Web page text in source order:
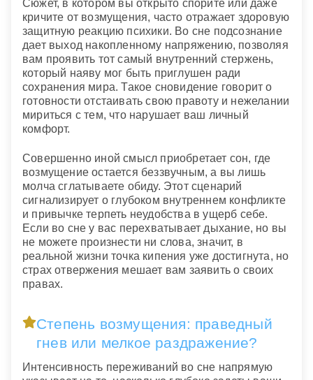
Сюжет, в котором вы открыто спорите или даже
кричите от возмущения, часто отражает здоровую
защитную реакцию психики. Во сне подсознание
дает выход накопленному напряжению, позволяя
вам проявить тот самый внутренний стержень,
который наяву мог быть приглушен ради
сохранения мира. Такое сновидение говорит о
готовности отстаивать свою правоту и нежелании
мириться с тем, что нарушает ваш личный
комфорт.
Совершенно иной смысл приобретает сон, где
возмущение остается беззвучным, а вы лишь
молча сглатываете обиду. Этот сценарий
сигнализирует о глубоком внутреннем конфликте
и привычке терпеть неудобства в ущерб себе.
Если во сне у вас перехватывает дыхание, но вы
не можете произнести ни слова, значит, в
реальной жизни точка кипения уже достигнута, но
страх отвержения мешает вам заявить о своих
правах.
Степень возмущения: праведный
гнев или мелкое раздражение?
Интенсивность переживаний во сне напрямую